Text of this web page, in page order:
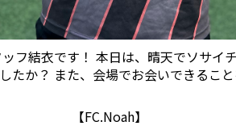
フ結衣です！ 本日は、晴天でソサイ
たか？ また、会場でお会いできるこ
【FC.Noah】